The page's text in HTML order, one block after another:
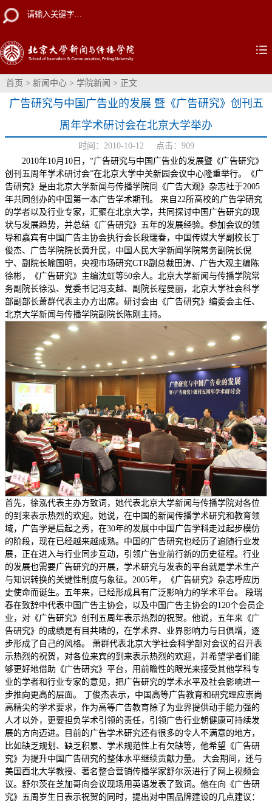
首页 > 新闻中心 > 学院新闻 > 正文
广告研究与中国广告业的发展 暨《广告研究》创刊五
周年学术研讨会在北京大学举办
时间：2010-10-12 点击： 909
2010年10月10日，“广告研究与中国广告业的发展暨《广告研究》
创刊五周年学术研讨会”在北京大学中关新园会议中心隆重举行。《广
告研究》是由北京大学新闻与传播学院同《广告大观》杂志社于2005
年共同创办的中国第一本广告学术期刊。 来自22所高校的广告学研究
的学者以及行业专家，汇聚在北京大学，共同探讨中国广告研究的现
状与发展趋势，并总结《广告研究》五年的发展经验。参加会议的领
导和嘉宾有中国广告主协会执行会长段瑞春，中国传媒大学副校长丁
俊杰、广告学院院长黄升民，中国人民大学新闻学院常务副院长倪
宁、副院长喻国明，央视市场研究CTR副总裁田涛、广告大观主编陈
徐彬，《广告研究》主编沈虹等50余人。北京大学新闻与传播学院常
务副院长徐泓、党委书记冯支越、副院长程曼丽，北京大学社会科学
部副部长萧群代表主办方出席。研讨会由《广告研究》编委会主任、
北京大学新闻与传播学院副院长陈刚主持。
首先，徐泓代表主办方致词，她代表北京大学新闻与传播学院对各位
的到来表示热烈的欢迎。她说，在中国的新闻传播学术研究和教育领
域，广告学是后起之秀，在30年的发展中中国广告学科走过起步模仿
的阶段，现在已经越来越成熟。中国的广告研究也经历了追随行业发
展，正在进入与行业同步互动，引领广告业前行新的历史征程。行业
的发展也需要广告研究的开展，学术研究与发表的平台就是学术生产
与知识转换的关键性制度与象征。2005年，《广告研究》杂志呼应历
史使命而诞生。五年来，已经形成具有广泛影响力的学术平台。 段瑞
春在致辞中代表中国广告主协会，以及中国广告主协会的120个会员企
业，对《广告研究》创刊五周年表示热烈的祝贺。他说，五年来《广
告研究》的成绩是有目共睹的，在学术界、业界影响力与日俱增，逐
步形成了自己的风格。 萧群代表北京大学社会科学部对会议的召开表
示热烈的祝贺，对各位来宾的到来表示热烈的欢迎，并希望学者们能
够更好地借助《广告研究》平台，用前瞻性的眼光来接受其他学科专
业的学者和行业专家的意见，把广告研究的学术水平及社会影响进一
步推向更高的层面。 丁俊杰表示，中国高等广告教育和研究理应崇尚
高精尖的学术要求，作为高等广告教育除了为业界提供动手能力强的
人才以外，更要担负学术引领的责任，引领广告行业朝健康可持续发
展的方向迈进。目前的广告学术研究还有很多的令人不满意的地方，
比如缺乏规划、缺乏积累、学术规范性上有欠缺等，他希望《广告研
究》为提升中国广告研究的整体水平继续贡献力量。 大会期间，还与
美国西北大学教授、著名整合营销传播学家舒尔茨进行了网上视频会
议。舒尔茨在芝加哥向会议现场用英语发表了致词。他在向《广告研
究》五周岁生日表示祝贺的同时，提出对中国品牌建设的几点建议：